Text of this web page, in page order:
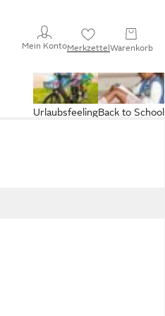
Mein KontoMerkzettelWarenkorb
Back to School
Urlaubsfeeling